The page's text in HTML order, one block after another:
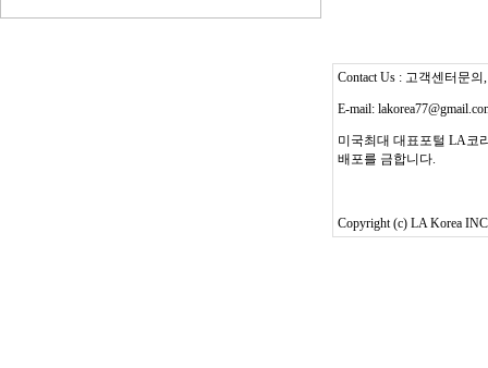
Contact Us : 고객센터문의
E-mail:
미국최대 대표포털 LA코
배포를 금합니다.
Copyright (c) LA Korea